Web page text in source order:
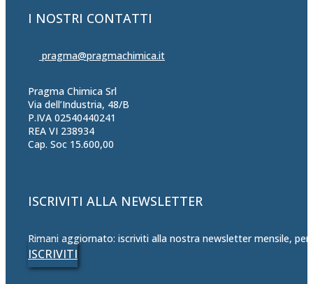
I NOSTRI CONTATTI
pragma@pragmachimica.it
Pragma Chimica Srl
Via dell’Industria, 48/B
P.IVA 02540440241
REA VI 238934
Cap. Soc 15.600,00
ISCRIVITI ALLA NEWSLETTER
Rimani aggiornato: iscriviti alla nostra newsletter mensile,
ISCRIVITI